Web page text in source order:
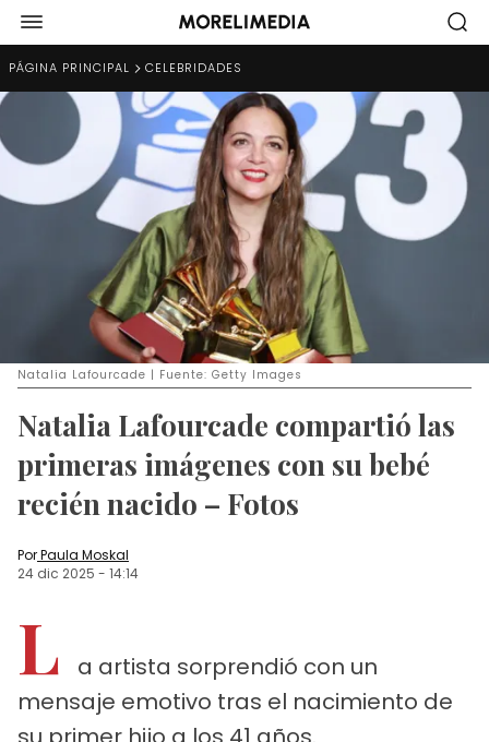
PÁGINA PRINCIPAL CELEBRIDADES
Natalia Lafourcade | Fuente: Getty Images
Natalia Lafourcade compartió las
primeras imágenes con su bebé
recién nacido – Fotos
PorPaula Moskal
24 dic 2025 - 14:14
L
a artista sorprendió con un
mensaje emotivo tras el nacimiento de